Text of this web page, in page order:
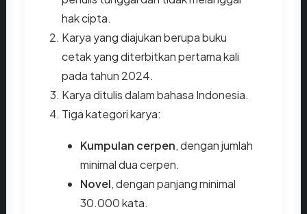
hak cipta.
Karya yang diajukan berupa buku
cetak yang diterbitkan pertama kali
pada tahun 2024.
Karya ditulis dalam bahasa Indonesia.
Tiga kategori karya:
Kumpulan cerpen, dengan jumlah
minimal dua cerpen.
Novel, dengan panjang minimal
30.000 kata.